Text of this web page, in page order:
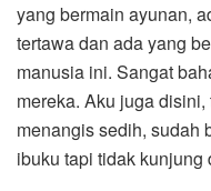
yang bermain ayunan,
tertawa dan ada yang
manusia ini. Sangat
mereka. Aku juga
menangis sedih, sudah
ibuku tapi tidak kunjung